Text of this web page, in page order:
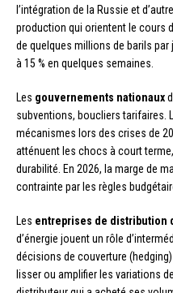
l’intégration de la Russie et
production qui orientent le cours
de quelques millions de barils
à 15 % en quelques semaines.
Les gouvernements nationaux
subventions, boucliers tarifaires.
mécanismes lors des crises de
atténuent les chocs à court
durabilité. En 2026, la marge de
contrainte par les règles
Les entreprises de distribution
d’énergie jouent un rôle
décisions de couverture
lisser ou amplifier les variations